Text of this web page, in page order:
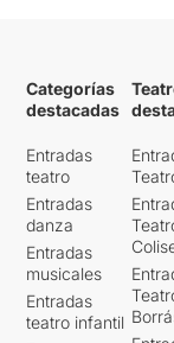
Categorías
destacadas
Entradas
teatro
Entradas
danza
Entradas
musicales
Entradas
teatro infantil